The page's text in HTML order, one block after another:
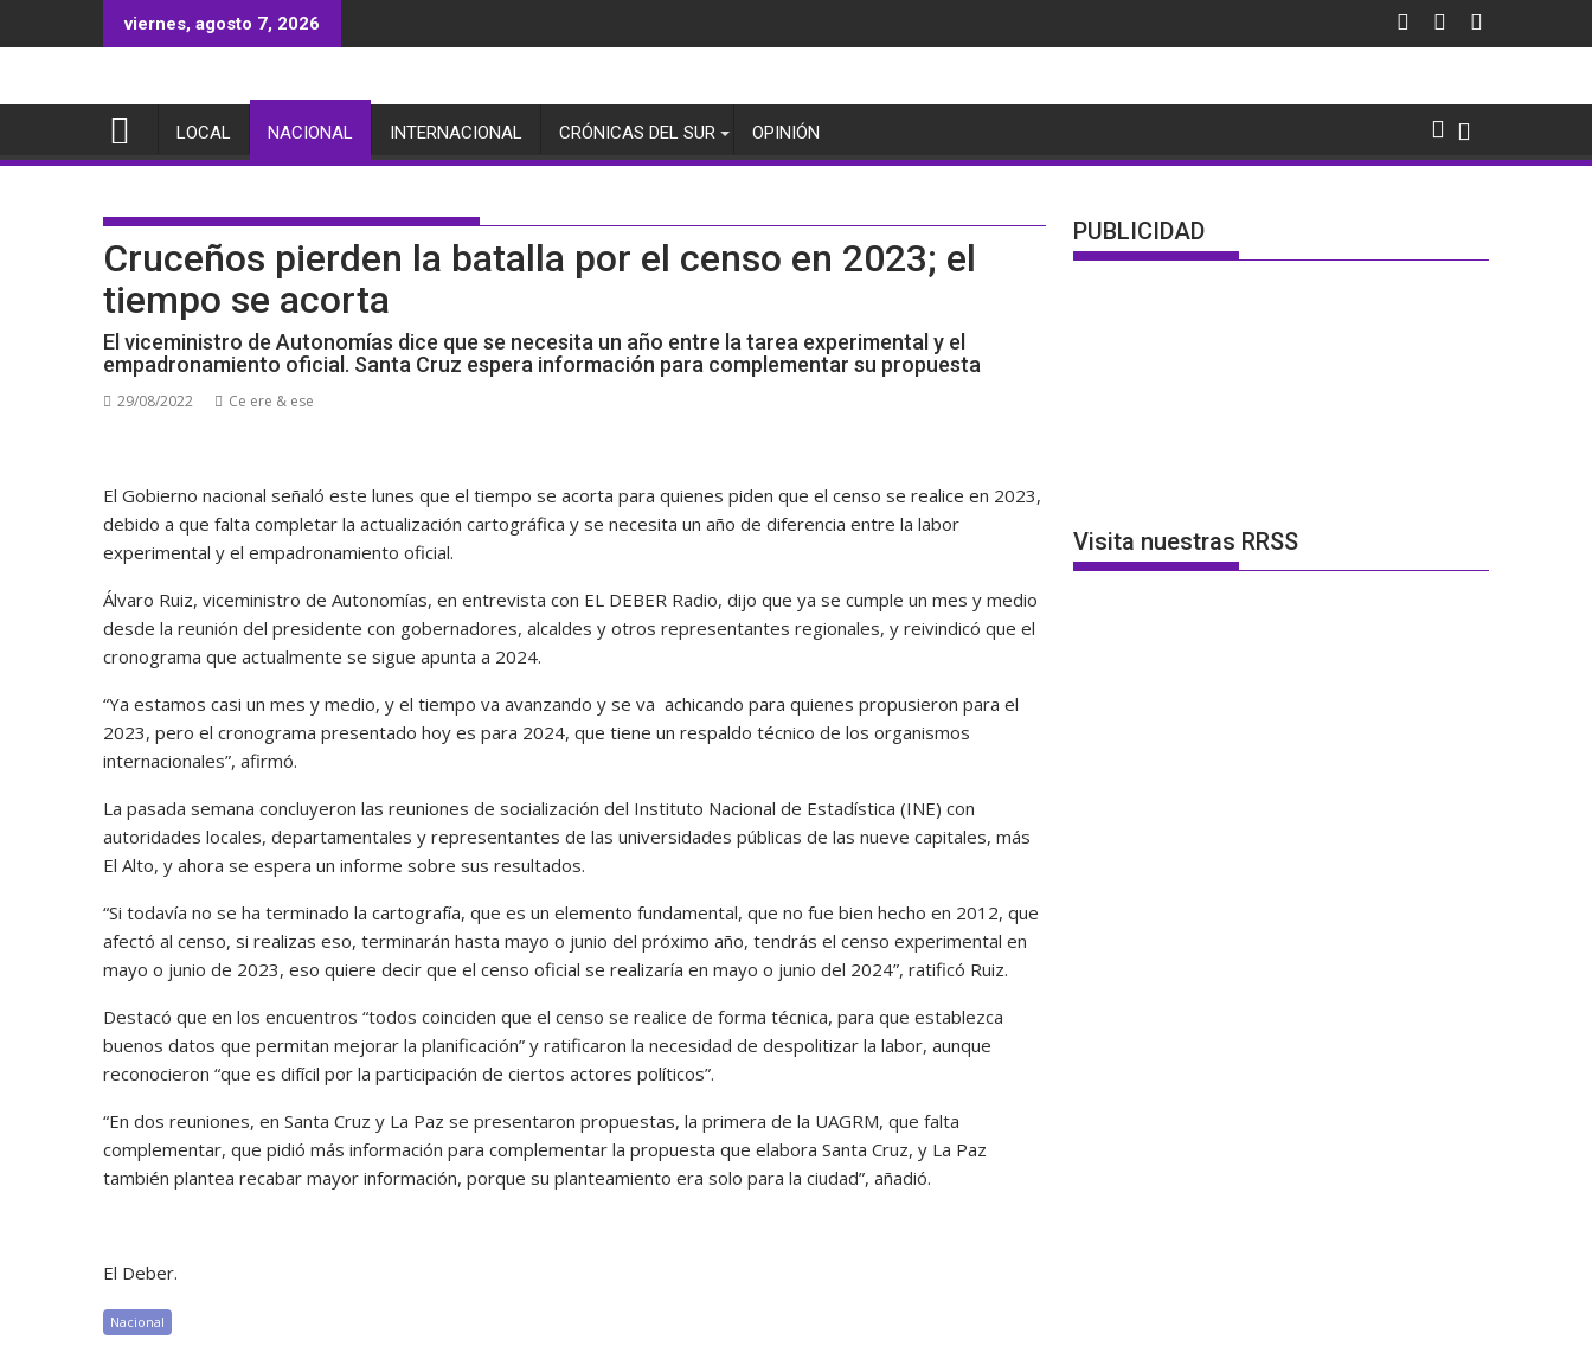
al
viernes, agosto 7, 2026
LOCAL NACIONAL INTERNACIONAL CRÓNICAS DEL SUR OPINIÓN
Cruceños pierden la batalla por el censo en 2023; el
tiempo se acorta
El viceministro de Autonomías dice que se necesita un año entre la tarea experimental y el
empadronamiento oficial. Santa Cruz espera información para complementar su propuesta
29/08/2022 Ce ere & ese
El Gobierno nacional señaló este lunes que el tiempo se acorta para quienes piden que el censo se realice en 2023,
debido a que falta completar la actualización cartográfica y se necesita un año de diferencia entre la labor
experimental y el empadronamiento oficial.
Álvaro Ruiz, viceministro de Autonomías, en entrevista con EL DEBER Radio, dijo que ya se cumple un mes y medio
desde la reunión del presidente con gobernadores, alcaldes y otros representantes regionales, y reivindicó que el
cronograma que actualmente se sigue apunta a 2024.
“Ya estamos casi un mes y medio, y el tiempo va avanzando y se va achicando para quienes propusieron para el
2023, pero el cronograma presentado hoy es para 2024, que tiene un respaldo técnico de los organismos
internacionales”, afirmó.
La pasada semana concluyeron las reuniones de socialización del Instituto Nacional de Estadística (INE) con
autoridades locales, departamentales y representantes de las universidades públicas de las nueve capitales, más
El Alto, y ahora se espera un informe sobre sus resultados.
“Si todavía no se ha terminado la cartografía, que es un elemento fundamental, que no fue bien hecho en 2012, que
afectó al censo, si realizas eso, terminarán hasta mayo o junio del próximo año, tendrás el censo experimental en
mayo o junio de 2023, eso quiere decir que el censo oficial se realizaría en mayo o junio del 2024”, ratificó Ruiz.
Destacó que en los encuentros “todos coinciden que el censo se realice de forma técnica, para que establezca
buenos datos que permitan mejorar la planificación” y ratificaron la necesidad de despolitizar la labor, aunque
reconocieron “que es difícil por la participación de ciertos actores políticos”.
“En dos reuniones, en Santa Cruz y La Paz se presentaron propuestas, la primera de la UAGRM, que falta
complementar, que pidió más información para complementar la propuesta que elabora Santa Cruz, y La Paz
también plantea recabar mayor información, porque su planteamiento era solo para la ciudad”, añadió.
El Deber.
Nacional
PUBLICIDAD
Visita nuestras RRSS